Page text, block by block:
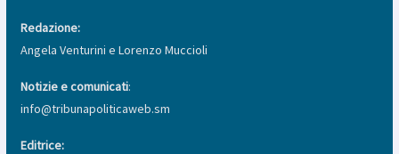
Redazione:
Angela Venturini e Lorenzo Muccioli
Notizie e comunicati:
info@tribunapoliticaweb.sm
Editrice: